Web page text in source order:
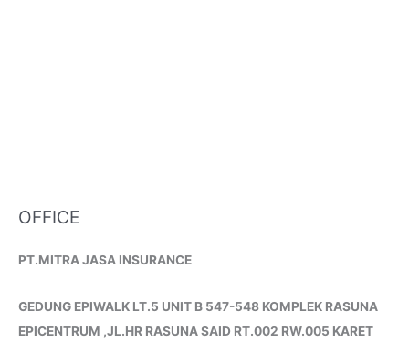
OFFICE
PT.MITRA JASA INSURANCE
GEDUNG EPIWALK LT.5 UNIT B 547-548 KOMPLEK RASUNA
EPICENTRUM ,JL.HR RASUNA SAID RT.002 RW.005 KARET